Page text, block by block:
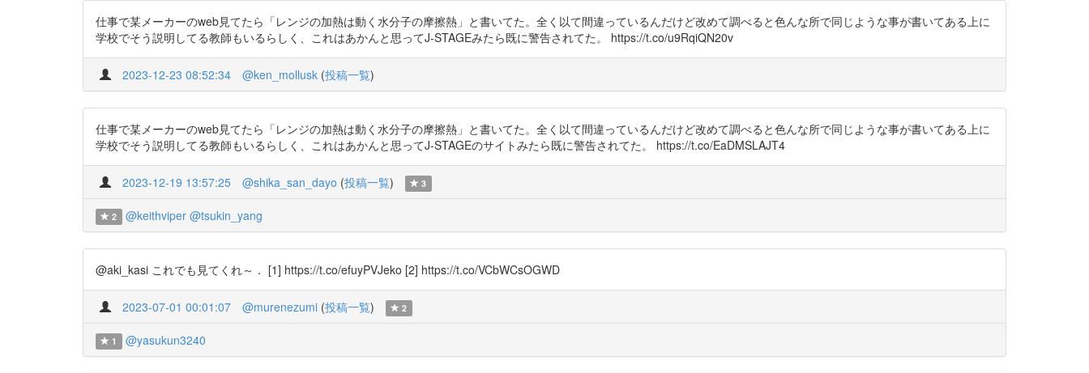
仕事で某メーカーのweb見てたら「レンジの加熱は動く水分子の摩擦熱」と書いてた。全く以て間違っているんだけど改めて調べると色んな所で同じような事が書いてある上に
学校でそう説明してる教師もいるらしく、これはあかんと思ってJ-STAGEみたら既に警告されてた。 https://t.co/u9RqiQN20v
2023-12-23 08:52:34 @ken_mollusk (投稿一覧)
仕事で某メーカーのweb見てたら「レンジの加熱は動く水分子の摩擦熱」と書いてた。全く以て間違っているんだけど改めて調べると色んな所で同じような事が書いてある上に
学校でそう説明してる教師もいるらしく、これはあかんと思ってJ-STAGEのサイトみたら既に警告されてた。 https://t.co/EaDMSLAJT4
2023-12-19 13:57:25 @shika_san_dayo (投稿一覧) 3
2 @keithviper @tsukin_yang
@aki_kasi これでも見てくれ～． [1] https://t.co/efuyPVJeko [2] https://t.co/VCbWCsOGWD
2023-07-01 00:01:07 @murenezumi (投稿一覧) 2
1 @yasukun3240